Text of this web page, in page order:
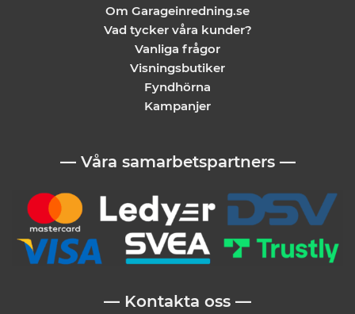
Om Garageinredning.se
Vad tycker våra kunder?
Vanliga frågor
Visningsbutiker
Fyndhörna
Kampanjer
— Våra samarbetspartners —
— Kontakta oss —